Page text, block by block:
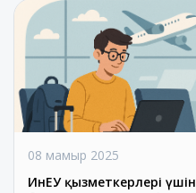
08 мамыр 2025
ИнЕУ қызметкерлері үшін